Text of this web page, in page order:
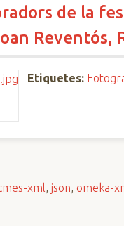
de la
Reventós,
Etiquetes:
xml,json,omeka-